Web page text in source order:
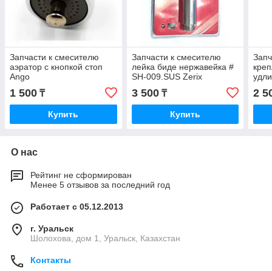
Запчасти к смесителю
аэратор с кнопкой стоп
Ango
1 500 ₸
Купить
Запчасти к смесителю
лейка биде нержавейка #
SH-009.SUS Zerix
3 500₸
Купить
2
О нас
Рейтинг не сформирован
Менее 5 отзывов за последний год
Работает с 05.12.2013
г. Уральск
Шолохова, дом 1, Уральск, Казахстан
Контакты